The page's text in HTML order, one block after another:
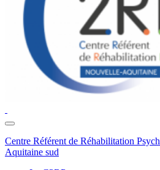
Toggle
navigation
Centre Référent de Réhabilitation
Aquitaine sud